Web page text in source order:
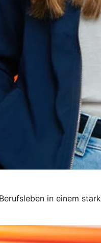
in einem